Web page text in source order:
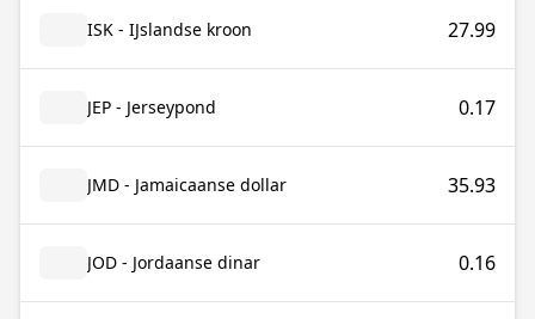
ISK - IJslandse kroon 27.99
JEP - Jerseypond 0.17
JMD - Jamaicaanse dollar 35.93
JOD - Jordaanse dinar 0.16